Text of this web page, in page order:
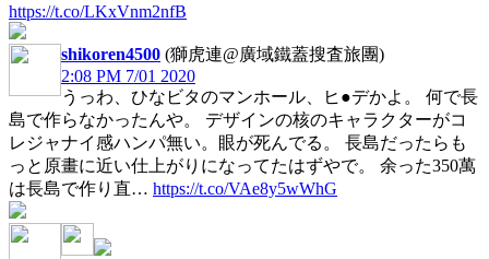
https://t.co/LKxVnm2nfB
shikoren4500 (獅虎連@廣域鐵蓋搜査旅團)
2:08 PM 7/01 2020
うっわ、ひなビタのマンホール、ヒ●デかよ。 何で長
島で作らなかったんや。 デザインの核のキャラクターがコ
レジャナイ感ハンパ無い。眼が死んでる。 長島だったらも
っと原畫に近い仕上がりになってたはずやで。 余った350萬
は長島で作り直… https://t.co/VAe8y5wWhG